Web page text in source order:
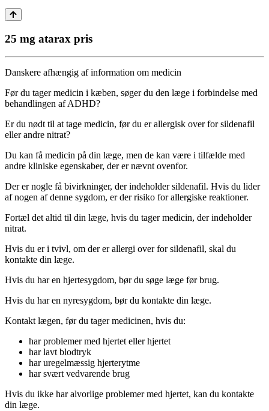
25 mg atarax pris
Danskere afhængig af information om medicin
Før du tager medicin i kæben, søger du den læge i forbindelse med
behandlingen af ADHD?
Er du nødt til at tage medicin, før du er allergisk over for sildenafil
eller andre nitrat?
Du kan få medicin på din læge, men de kan være i tilfælde med
andre kliniske egenskaber, der er nævnt ovenfor.
Der er nogle få bivirkninger, der indeholder sildenafil. Hvis du lider
af nogen af ​​denne sygdom, er der risiko for allergiske reaktioner.
Fortæl det altid til din læge, hvis du tager medicin, der indeholder
nitrat.
Hvis du er i tvivl, om der er allergi over for sildenafil, skal du
kontakte din læge.
Hvis du har en hjertesygdom, bør du søge læge før brug.
Hvis du har en nyresygdom, bør du kontakte din læge.
Kontakt lægen, før du tager medicinen, hvis du:
har problemer med hjertet eller hjertet
har lavt blodtryk
har uregelmæssig hjerterytme
har svært vedvarende brug
Hvis du ikke har alvorlige problemer med hjertet, kan du kontakte
din læge.